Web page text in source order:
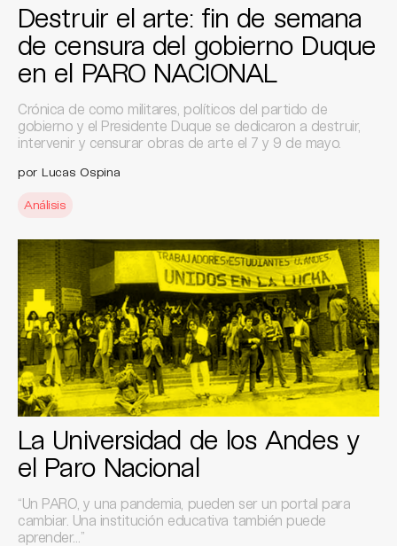
Destruir el arte: fin de semana
de censura del gobierno Duque
en el PARO NACIONAL
Crónica de como militares, políticos del partido de
gobierno y el Presidente Duque se dedicaron a destruir,
intervenir y censurar obras de arte el 7 y 9 de mayo.
por Lucas Ospina
Análisis
La Universidad de los Andes y
el Paro Nacional
“Un PARO, y una pandemia, pueden ser un portal para
cambiar. Una institución educativa también puede
aprender…”